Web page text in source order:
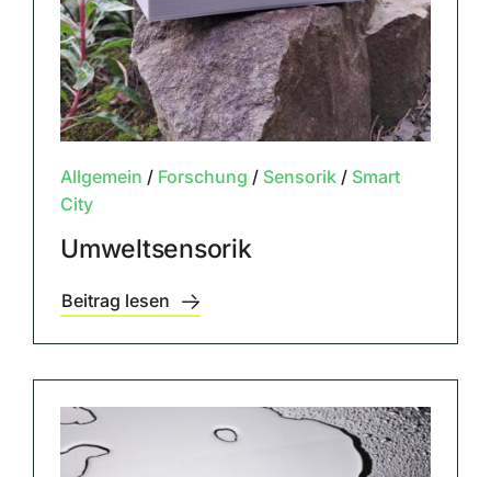
Allgemein / Forschung / Sensorik/ Smart
City
Umweltsensorik
Beitrag lesen